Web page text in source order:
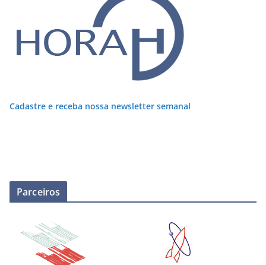
Cadastre e receba nossa newsletter semanal
Parceiros